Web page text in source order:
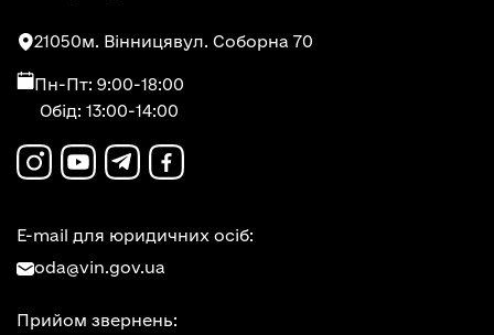
21050м. Вінницявул. Соборна 70
Пн-Пт: 9:00-18:00
Обід: 13:00-14:00
E-mail для юридичних осіб:
oda@vin.gov.ua
Прийом звернень: